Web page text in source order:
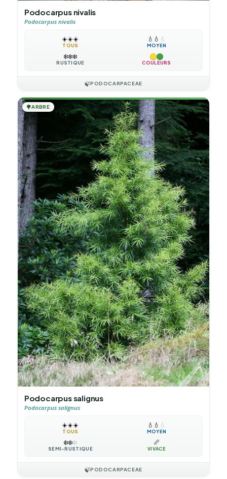
Podocarpus nivalis
Podocarpus nivalis
☀️☀️☀️
TOUS
💧 💧 💧
MOYEN
❄️❄️❄️
RUSTIQUE COULEURS
🍃PODOCARPACEAE
🌳ARBRE
Podocarpus salignus
Podocarpus salignus
☀️☀️☀️
TOUS
💧 💧 💧
MOYEN
❄️❄️❄️
SEMI-RUSTIQUE
📏
VIVACE
🍃PODOCARPACEAE